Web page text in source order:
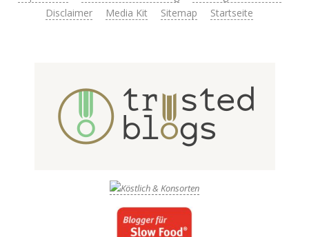
Disclaimer
Media Kit Sitemap Startseite